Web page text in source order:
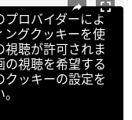
ロバイダーによ
ングクッキーを使
聴が許可されま
視聴を希望する
ッキーの設定を